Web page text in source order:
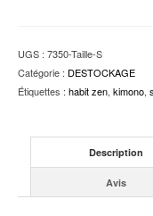
UGS : 7350-Taille-S
Catégorie : DESTOCKAGE
Étiquettes : habit zen, kimono,
Description
Avis